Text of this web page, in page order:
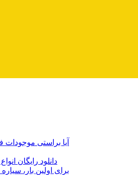
آیا براستی موجودات
دانلود رایگان
برای اولین بار،